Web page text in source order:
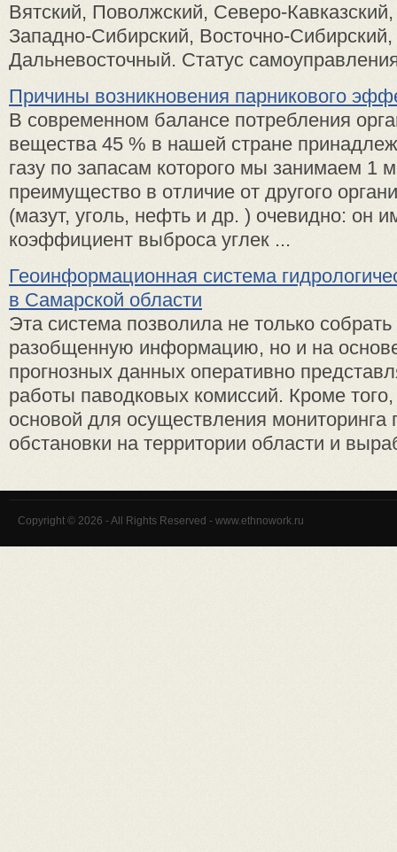
Вятский, Поволжский, Северо-
Западно-Сибирский, Восточно-Сибирский,
Дальневосточный. Статус
Причины возникновения парникового
В современном балансе потребления
вещества 45 % в нашей стране
газу по запасам которого мы занимаем 1
преимущество в отличие от другого
(мазут, уголь, нефть и др. ) очевидно: он
коэффициент выброса углек ...
Геоинформационная система
в Самарской области
Эта система позволила не только
разобщенную информацию, но и на
прогнозных данных оперативно
работы паводковых комиссий. Кроме
основой для осуществления мониторинга
обстановки на территории области и
Copyright © 2026 - All Rights Reserved - www.ethnowork.ru